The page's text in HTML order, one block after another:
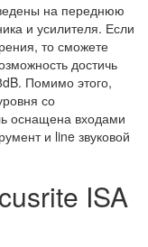
на переднюю
и усилителя. Если
то сможете
достичь
Помимо этого,
со
оснащена входами
и line звуковой
ISA